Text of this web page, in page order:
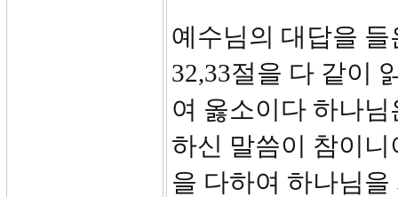
예수님의 대답을
32,33절을 다 같이
여 옳소이다 하나
하신 말씀이 참이
을 다하여 하나님